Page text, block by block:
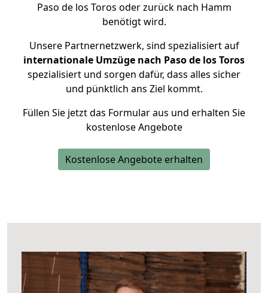
Paso de los Toros oder zurück nach Hamm
benötigt wird.
Unsere Partnernetzwerk, sind spezialisiert auf
internationale Umzüge nach Paso de los Toros
spezialisiert und sorgen dafür, dass alles sicher
und pünktlich ans Ziel kommt.
Füllen Sie jetzt das Formular aus und erhalten Sie
kostenlose Angebote
Kostenlose Angebote erhalten